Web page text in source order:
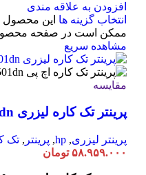
افزودن به علاقه مندی
انتخاب گزینه ها این محصول
ممکن است در صفحه
مشاهده سریع
مقایسه
پرینتر تک کاره لیزری M501dn اچ پی
پرینتر لیزری,
hp
, پرینتر , تک
۵۸.۹۵۹.۰۰۰ تومان